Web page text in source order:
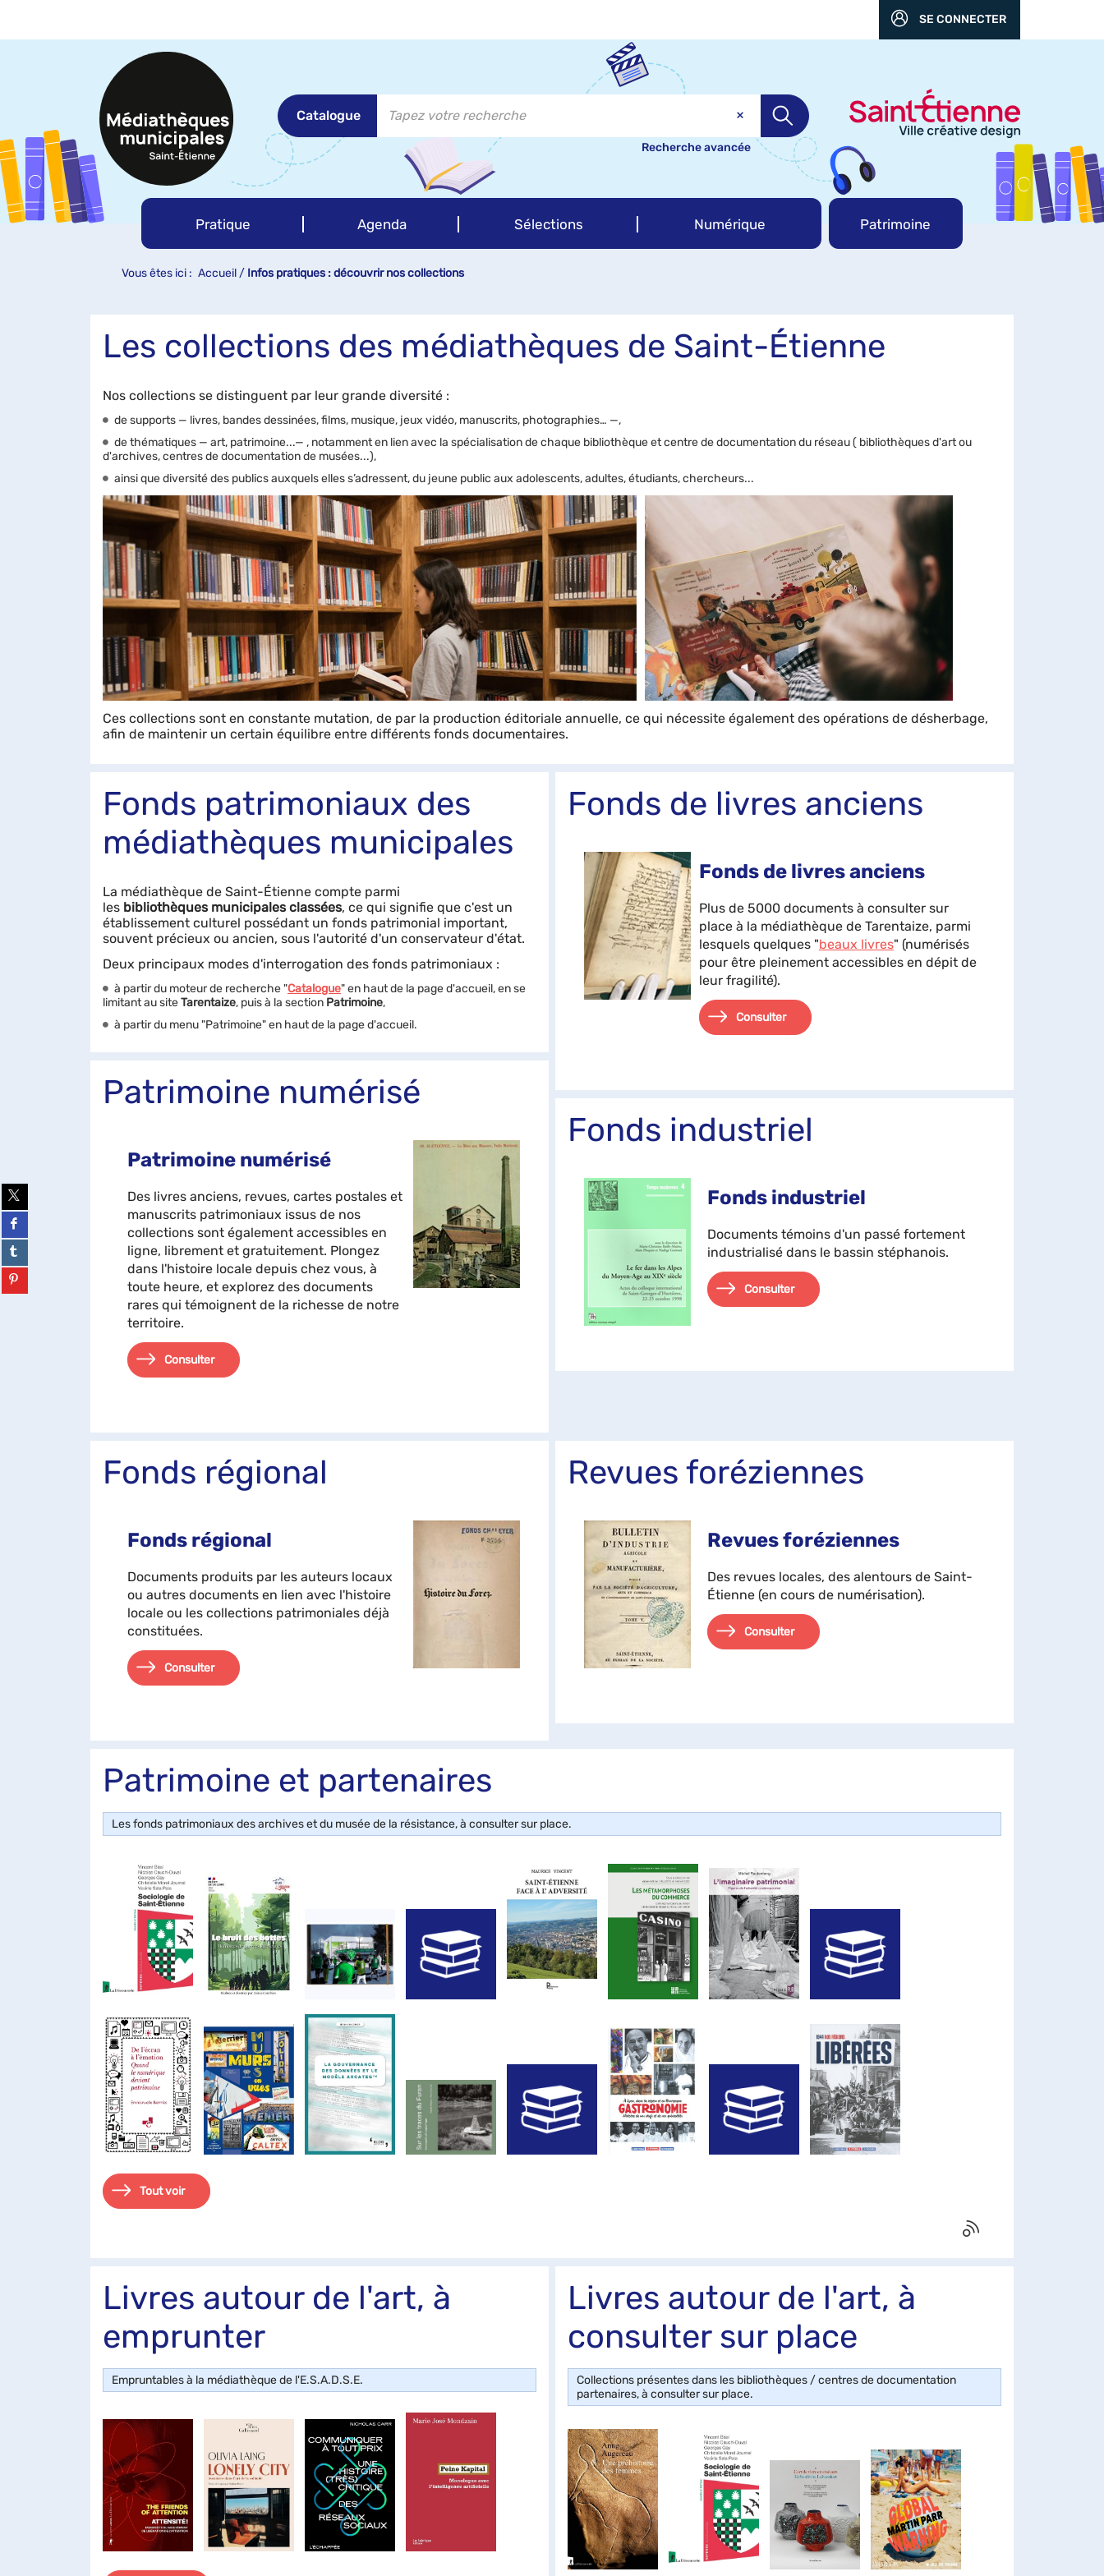
SE CONNECTER
Catalogue
Recherche avancée
Vous êtes ici : Accueil / Infos pratiques : découvrir nos collections
Pratique Agenda Sélections Numérique Patrimoine
Partager
sur
twitter
(Nouvelle
fenêtre)
Partager
sur
facebook
(Nouvelle
fenêtre)
Partager
sur
tumblr
(Nouvelle
Partager
sur
Les collections des médiathèques de Saint-Étienne
Nos collections se distinguent par leur grande diversité :
de supports — livres, bandes dessinées, films, musique, jeux vidéo, manuscrits, photographies… —,
de thématiques — art, patrimoine...— , notamment en lien avec la spécialisation de chaque bibliothèque et centre de documentation du réseau ( bibliothèques d'art ou
d'archives, centres de documentation de musées...),
ainsi que diversité des publics auxquels elles s’adressent, du jeune public aux adolescents, adultes, étudiants, chercheurs...
Ces collections sont en constante mutation, de par la production éditoriale annuelle, ce qui nécessite également des opérations de désherbage,
afin de maintenir un certain équilibre entre différents fonds documentaires.
Fonds patrimoniaux des
médiathèques municipales
La médiathèque de Saint-Étienne compte parmi
les bibliothèques municipales classées, ce qui signifie que c'est un
établissement culturel possédant un fonds patrimonial important,
souvent précieux ou ancien, sous l'autorité d'un conservateur d'état.
Deux principaux modes d'interrogation des fonds patrimoniaux :
à partir du moteur de recherche "Catalogue" en haut de la page d'accueil, en se
limitant au siteTarentaize, puis à la section Patrimoine,
à partir du menu "Patrimoine" en haut de la page d'accueil.
Patrimoine numérisé
Patrimoine numérisé
Des livres anciens, revues, cartes postales et
manuscrits patrimoniaux issus de nos
collections sont également accessibles en
ligne, librement et gratuitement. Plongez
dans l'histoire locale depuis chez vous, à
toute heure, et explorez des documents
rares qui témoignent de la richesse de notre
territoire.
Consulter
Fonds de livres anciens
Fonds de livres anciens
Plus de 5000 documents à consulter sur
place à la médiathèque de Tarentaize, parmi
lesquels quelques "beaux livres" (numérisés
pour être pleinement accessibles en dépit de
leur fragilité).
Consulter
Fonds industriel
Fonds industriel
Documents témoins d'un passé fortement
industrialisé dans le bassin stéphanois.
Consulter
Fonds régional
Fonds régional
Documents produits par les auteurs locaux
ou autres documents en lien avec l'histoire
locale ou les collections patrimoniales déjà
constituées.
Consulter
Revues foréziennes
Revues foréziennes
Des revues locales, des alentours de Saint-
Étienne (en cours de numérisation).
Consulter
Patrimoine et partenaires
Les fonds patrimoniaux des archives et du musée de la résistance, à consulter sur place.
Tout voir
Livres autour de l'art, à
emprunter
Empruntables à la médiathèque de l'E.S.A.D.S.E.
Livres autour de l'art, à
consulter sur place
Collections présentes dans les bibliothèques / centres de documentation
partenaires, à consulter sur place.